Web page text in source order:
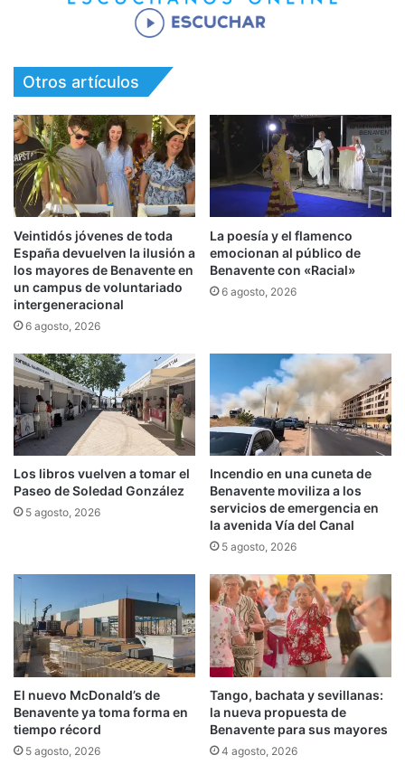
Otros artículos
Veintidós jóvenes de toda
España devuelven la ilusión a
los mayores de Benavente en
un campus de voluntariado
intergeneracional
6 agosto, 2026
La poesía y el flamenco
emocionan al público de
Benavente con «Racial»
6 agosto, 2026
Los libros vuelven a tomar el
Paseo de Soledad González
5 agosto, 2026
Incendio en una cuneta de
Benavente moviliza a los
servicios de emergencia en
la avenida Vía del Canal
5 agosto, 2026
El nuevo McDonald’s de
Benavente ya toma forma en
tiempo récord
5 agosto, 2026
Tango, bachata y sevillanas:
la nueva propuesta de
Benavente para sus mayores
4 agosto, 2026